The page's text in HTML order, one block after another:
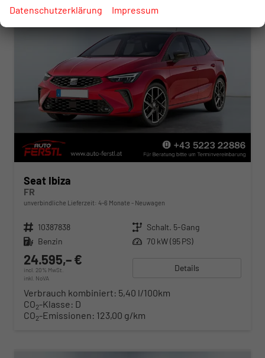
Seat Ibiza
FR
unverbindliche Lieferzeit: 4-6 Monate Neuwagen
Fahrzeugnr. 10387838 Getriebe Schalt. 5-Gang
Kraftstoff Benzin Leistung 70 kW (95 PS)
24.595,– €
incl. 20% MwSt.
inkl. NoVA
Details
Verbrauch kombiniert: 5,40 l/100km
CO2-Klasse: D
CO2-Emissionen: 123,00 g/km
Datenschutzerklärung Impressum